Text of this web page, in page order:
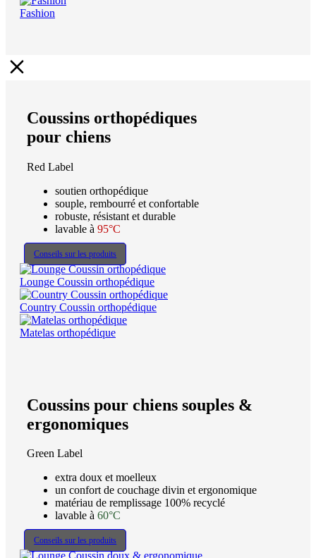
Fashion
Coussins orthopédiques
pour chiens
Red Label
soutien orthopédique
souple, rembourré et confortable
robuste, résistant et durable
lavable à 95°C
Conseils sur les produits
Lounge Coussin orthopédique
Country Coussin orthopédique
Matelas orthopédique
Coussins pour chiens souples &
ergonomiques
Green Label
extra doux et moelleux
un confort de couchage divin et ergonomique
matériau de remplissage 100% recyclé
lavable à 60°C
Conseils sur les produits